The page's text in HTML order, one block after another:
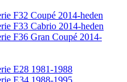
F32 Coupé 2014-heden
F33 Cabrio 2014-heden
F36 Gran Coupé 2014-
E28 1981-1988